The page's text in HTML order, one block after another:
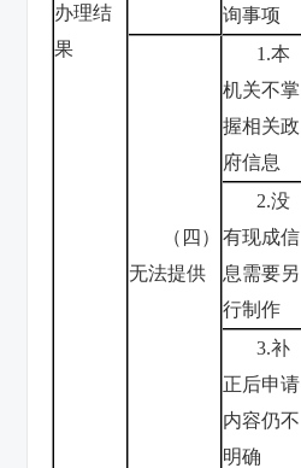
办理结
果
询事项
（四）
无法提供
1.本
机关不掌
握相关政
府信息
2.没
有现成信
息需要另
行制作
3.补
正后申请
内容仍不
明确